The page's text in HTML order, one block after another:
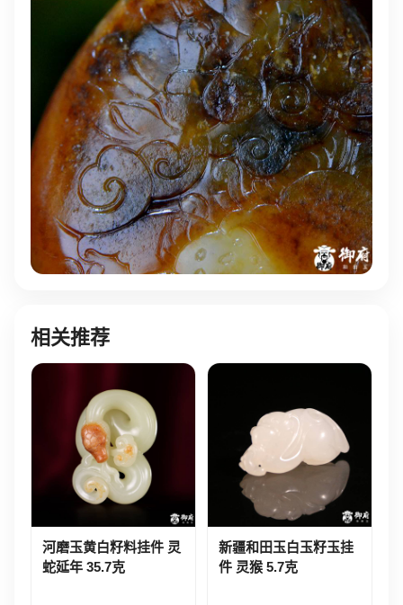
相关推荐
河磨玉黄白籽料挂件 灵
蛇延年 35.7克
新疆和田玉白玉籽玉挂
件 灵猴 5.7克